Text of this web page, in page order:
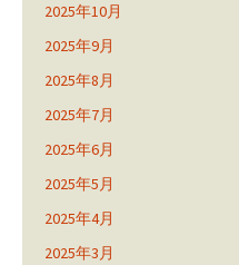
2025年10月
2025年9月
2025年8月
2025年7月
2025年6月
2025年5月
2025年4月
2025年3月